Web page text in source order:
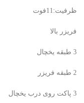
ظرفیت:11فوت
فریزر بالا
3 طبقه یخچال
2 طبقه فریزر
3 پاکت روی درب یخچال